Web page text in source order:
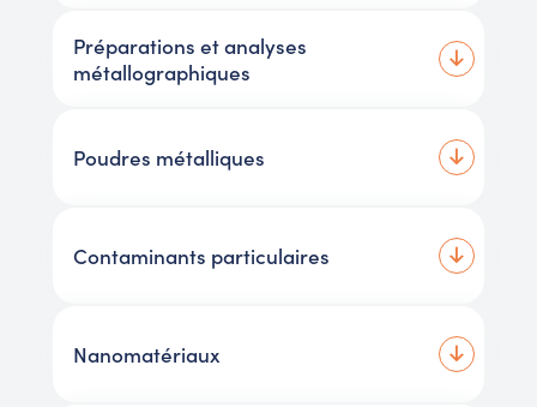
Préparations et analyses
métallographiques
Poudres métalliques
Contaminants particulaires
Nanomatériaux